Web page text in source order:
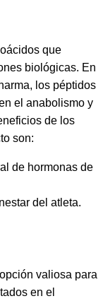
que
biológicas. En
los péptidos
el anabolismo y
de los
son:
de hormonas de
del atleta.
valiosa para
en el